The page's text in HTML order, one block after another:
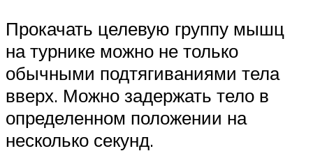
Прокачать целевую группу мышц
на турнике можно не только
обычными подтягиваниями тела
вверх. Можно задержать тело в
определенном положении на
несколько секунд.